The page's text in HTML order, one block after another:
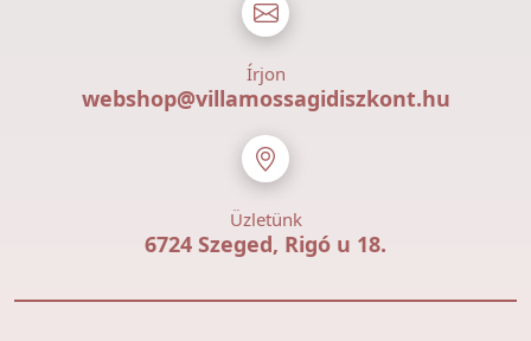
Írjon
webshop@villamossagidiszkont.hu
Üzletünk
6724 Szeged, Rigó u 18.